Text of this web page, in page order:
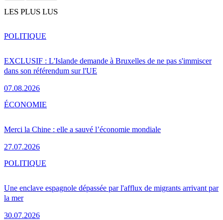
LES PLUS LUS
EXCLUSIF : L'Islande demande à Bruxelles de ne pas s'immiscer
dans son référendum sur l'UE
07.08.2026
POLITIQUE
Merci la Chine : elle a sauvé l’économie mondiale
27.07.2026
ÉCONOMIE
Une enclave espagnole dépassée par l'afflux de migrants arrivant par
la mer
30.07.2026
POLITIQUE